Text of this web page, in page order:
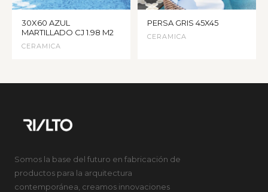
30X60 AZUL
MARTILLADO CJ 1.98 M2
CERAMICA
PERSA GRIS 45X45
CERAMICA
Somos la base del futuro en fabricación de
productos para la arquitectura
contemporánea, creamos innovaciones